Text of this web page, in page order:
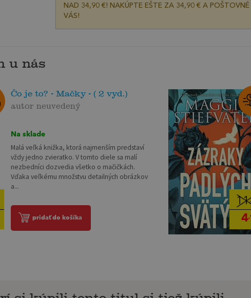
NAD 34,90 €! NAKÚPTE EŠTE ZA 34,90 € A
VÁS!
u nás
Čo je to? - Mačky - ( 2 vyd.)
autor neuvedený
Na sklade
Malá veľká knižka, ktorá najmenším predstaví
vždy jedno zvieratko. V tomto diele sa malí
nezbedníci dozvedia všetko o mačičkách.
Vďaka veľkému množstvu detailných obrázkov
a...
pridať do košíka
11
4